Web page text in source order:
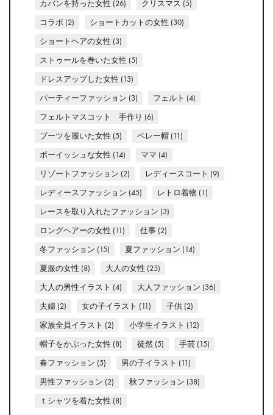
カバンを持った女性 (26) クリスマス (5)
コラボ (2) ショートカットの女性 (30)
ショートヘアの女性 (3)
ストゥールを巻いた女性 (5)
ドレスアップした女性 (13)
パーティーファッション (3) フェルト (4)
フェルトマスコット 手作り (6)
ブーツを履いた女性 (5) ベレー帽 (11)
ボーイッシュな女性 (14) ママ (4)
リゾートファッション (2) レディースコート (9)
レディースファッション (45) レトロ着物 (1)
レースを取り入れたファッション (3)
ロングヘアーの女性 (11) 仕事 (2)
冬ファッション (15) 夏ファッション (14)
夏服の女性 (8) 大人の女性 (25)
大人の男性イラスト (4) 大人ファッション (36)
夫婦 (2) 女の子イラスト (11) 子供 (2)
家族全員イラスト (2) 小学生イラスト (12)
帽子をかぶった女性 (8) 徒然 (5) 手芸 (15)
春ファッション (5) 男の子イラスト (11)
男性ファッション (2) 秋ファッション (38)
ｔシャツを着た女性 (8)